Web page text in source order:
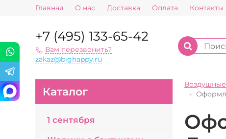
Главная О нас Доставка Оплата Контакты
+7 (495) 133-65-42
Вам перезвонить?
zakaz@bighappy.ru
Каталог
1 сентября